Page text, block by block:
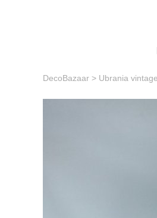
DecoBazaar > Ubrania vintage